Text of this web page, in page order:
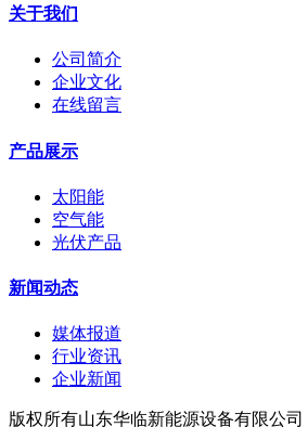
关于我们
公司简介
企业文化
在线留言
产品展示
太阳能
空气能
光伏产品
新闻动态
媒体报道
行业资讯
企业新闻
版权所有山东华临新能源设备有限公司